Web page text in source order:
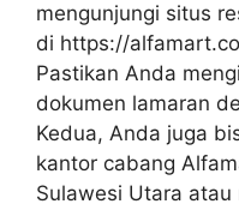
mengunjungi situs
di https://
Pastikan Anda
dokumen lamaran
Kedua, Anda juga
kantor cabang
Sulawesi Utara